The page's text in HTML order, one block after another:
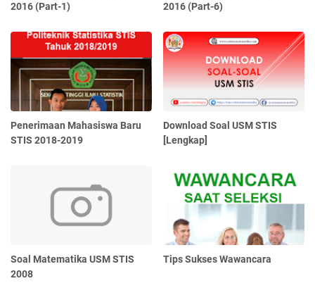
2016 (Part-1)
2016 (Part-6)
Penerimaan Mahasiswa Baru
STIS 2018-2019
Download Soal USM STIS
[Lengkap]
Soal Matematika USM STIS
2008
Tips Sukses Wawancara